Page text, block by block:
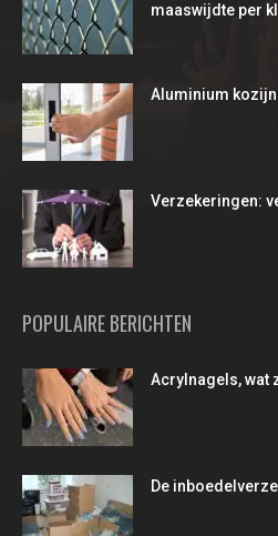
maaswijdte per
Aluminium
Verzekeringen:
POPULAIRE BERICHTEN
Acrylnagels, wat
De